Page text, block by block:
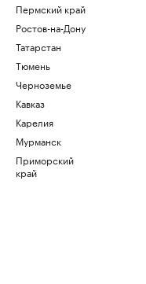
Пермский край
Ростов-на-Дону
Татарстан
Тюмень
Черноземье
Кавказ
Карелия
Мурманск
Приморский
край